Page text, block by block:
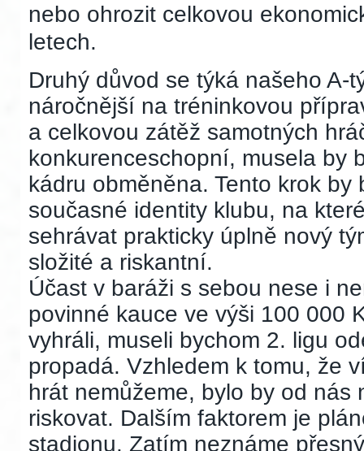
nebo ohrozit celkovou
letech.
Druhý důvod se týká našeho A-
náročnější na tréninkovou
a celkovou zátěž samotných
konkurenceschopní, musela by
kádru obměněna. Tento krok
současné identity klubu, na
sehrávat prakticky úplně nový
složité a riskantní.
Účast v baráži s sebou nese i
povinné kauce ve výši 100 000
vyhráli, museli bychom 2. ligu
propadá. Vzhledem k tomu, že
hrát nemůžeme, bylo by od
riskovat. Dalším faktorem je
stadionu. Zatím neznáme